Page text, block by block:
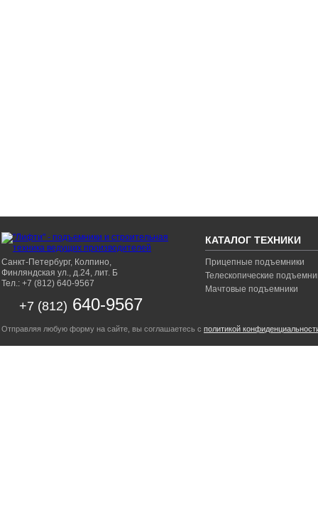
Санкт-Петербург, Колпино,
Финляндская ул., д.24, лит. Б
Тел.: +7 (812) 640-9567
+7 (812) 640-9567
КАТАЛОГ ТЕХНИКИ
Прицепные подъемники
Телескопические
Мачтовые подъемники
Отправляя любую форму на сайте, вы соглашаетесь с политикой